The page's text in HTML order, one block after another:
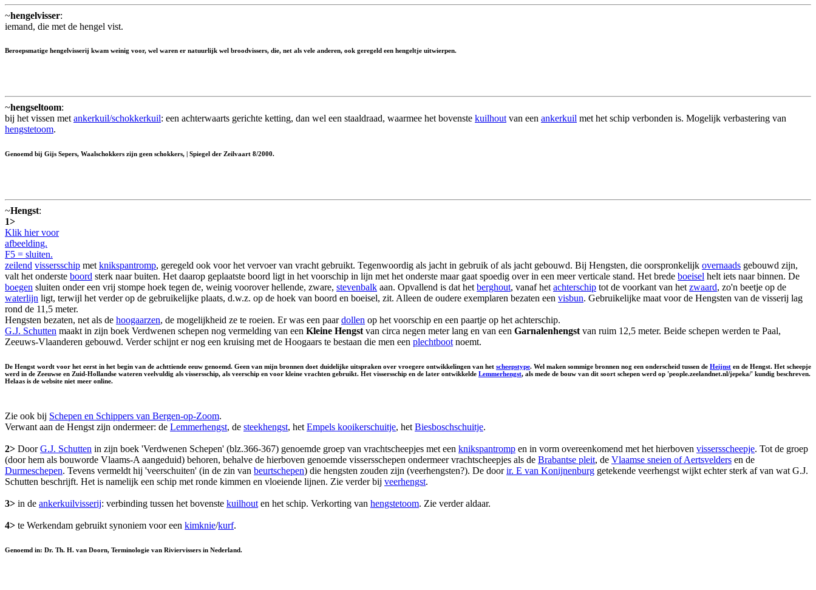
~hengelvisser:
iemand, die met de hengel vist.
Beroepsmatige hengelvisserij kwam weinig voor, wel waren er natuurlijk wel broodvissers, die, net als vele anderen, ook geregeld een hengeltje uitwierpen.
~hengseltoom:
bij het vissen metankerkuil/schokkerkuil: een achterwaarts gerichte ketting, dan wel een staaldraad, waarmee het bovenste kuilhoutvan een ankerkuil met het schip verbonden is. Mogelijk verbastering van
hengstetoom.
Genoemd bij Gijs Sepers, Waalschokkers zijn geen schokkers, | Spiegel der Zeilvaart 8/2000.
~Hengst:
1>
Klik hier voor
afbeelding.
F5 = sluiten.
zeilend vissersschip met knikspantromp, geregeld ook voor het vervoer van vracht gebruikt. Tegenwoordig als jacht in gebruik of als jacht gebouwd. Bij Hengsten, die oorspronkelijk overnaads gebouwd zijn,
valt het onderste boord sterk naar buiten. Het daarop geplaatste boord ligt in het voorschip in lijn met het onderste maar gaat spoedig over in een meer verticale stand. Het brede boeisel helt iets naar binnen. De
boegen sluiten onder een vrij stompe hoek tegen de, weinig voorover hellende, zware, stevenbalk aan. Opvallend is dat het berghout, vanaf het achterschip tot de voorkant van het zwaard, zo'n beetje op de
waterlijn ligt, terwijl het verder op de gebruikelijke plaats, d.w.z. op de hoek van boord en boeisel, zit. Alleen de oudere exemplaren bezaten een visbun. Gebruikelijke maat voor de Hengsten van de visserij lag
rond de 11,5 meter.
Hengsten bezaten, net als de hoogaarzen, de mogelijkheid ze te roeien. Er was een paardollen op het voorschip en een paartje op het achterschip.
G.J. Schutten maakt in zijn boek Verdwenen schepen nog vermelding van een Kleine Hengst van circa negen meter lang en van een Garnalenhengst van ruim 12,5 meter. Beide schepen werden te Paal,
Zeeuws-Vlaanderen gebouwd. Verder schijnt er nog een kruising met de Hoogaars te bestaan die men een plechtboot noemt.
De Hengst wordt voor het eerst in het begin van de achttiende eeuw genoemd. Geen van mijn bronnen doet duidelijke uitspraken over vroegere ontwikkelingen van het scheepstype. Wel maken sommige bronnen nog een onderscheid tussen de Heijnst en de Hengst. Het scheepje
werd in de Zeeuwse en Zuid-Hollandse wateren veelvuldig als vissersschip, als veerschip en voor kleine vrachten gebruikt. Het vissersschip en de later ontwikkelde Lemmerhengst, als mede de bouw van dit soort schepen werd op 'people.zeelandnet.nl/jepeka/' kundig beschreven.
Helaas is de website niet meer online.
Zie ook bij Schepen en Schippers van Bergen-op-Zoom.
Verwant aan de Hengst zijn ondermeer: de Lemmerhengst, de steekhengst, het Empels kooikerschuitje, het Biesboschschuitje.
2> DoorG.J. Schutten in zijn boek 'Verdwenen Schepen' (blz.366-367) genoemde groep van vrachtscheepjes met een knikspantromp en in vorm overeenkomend met het hierboven vissersscheepje. Tot de groep
(door hem als bouworde Vlaams-A aangeduid) behoren, behalve de hierboven genoemde vissersschepen ondermeer vrachtscheepjes als de Brabantse pleit, de Vlaamse sneien of Aertsvelders en de
Durmeschepen. Tevens vermeldt hij 'veerschuiten' (in de zin van beurtschepen) die hengsten zouden zijn (veerhengsten?). De doorir. E van Konijnenburg getekende veerhengst wijkt echter sterk af van wat G.J.
Schutten beschrijft. Het is namelijk een schip met ronde kimmen en vloeiende lijnen. Zie verder bij veerhengst.
3> in de ankerkuilvisserij: verbinding tussen het bovenste kuilhout en het schip. Verkorting van hengstetoom. Zie verder aldaar.
4> te Werkendam gebruikt synoniem voor een kimknie/kurf.
Genoemd in: Dr. Th. H. van Doorn, Terminologie van Riviervissers in Nederland.